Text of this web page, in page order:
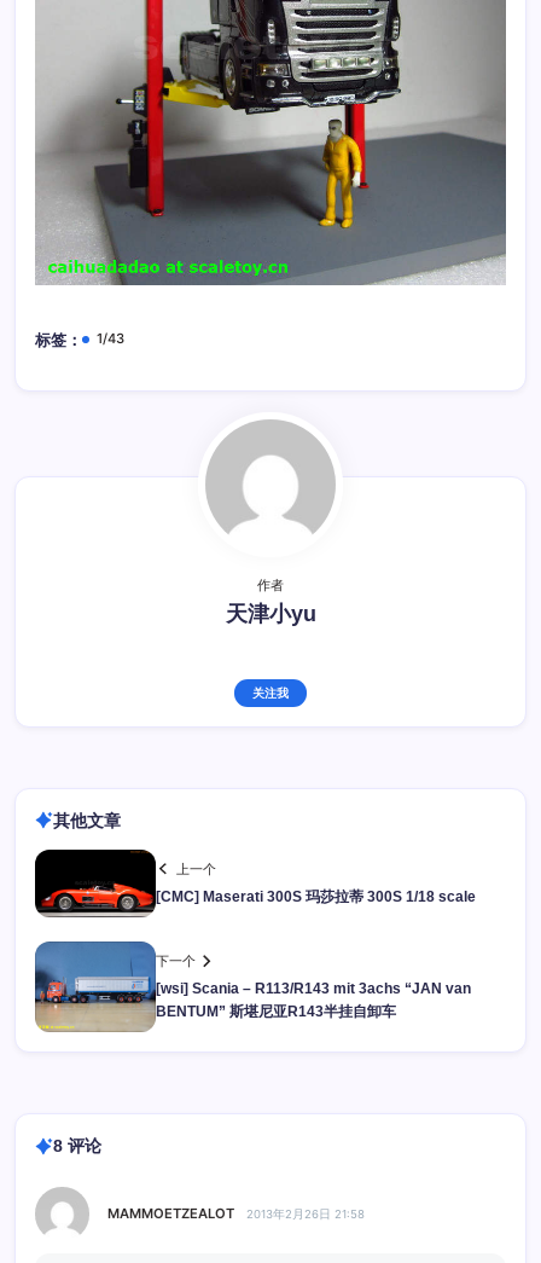
标签： 1/43
作者
天津小yu
关注我
其他文章
上一个
[CMC] Maserati 300S 玛莎拉蒂 300S 1/18 scale
下一个
[wsi] Scania – R113/R143 mit 3achs “JAN van
BENTUM” 斯堪尼亚R143半挂自卸车
8 评论
MAMMOETZEALOT 2013年2月26日 21:58